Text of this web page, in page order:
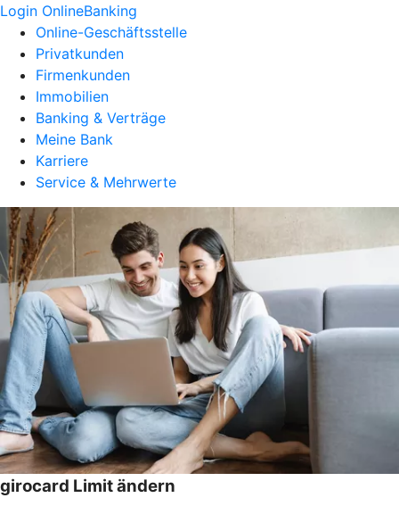
Login OnlineBanking
Online-Geschäftsstelle
Privatkunden
Firmenkunden
Immobilien
Banking & Verträge
Meine Bank
Karriere
Service & Mehrwerte
girocard Limit ändern